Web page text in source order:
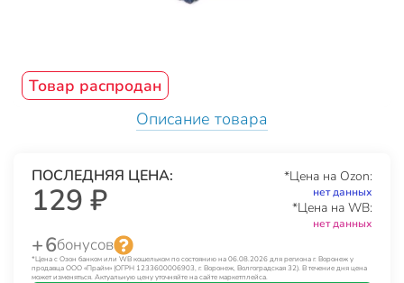
Товар распродан
Описание товара
ПОСЛЕДНЯЯ ЦЕНА:
129 ₽
*Цена на Ozon:
нет данных
*Цена на WB:
нет данных
+ 6бонусов
*Цена с Озон банком или WB кошельком по состоянию на 06.08.2026 для региона г. Воронеж у
продавца ООО «Прайм» (ОГРН 1233600006903, г. Воронеж, Волгоградская 32). В течение дня цена
может изменяться. Актуальную цену уточняйте на сайте маркетплейса.